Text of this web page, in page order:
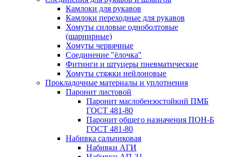
Камлоки для рукавов
Камлоки переходные для рукавов
Хомуты силовые одноболтовые
(шарнирные)
Хомуты червячные
Соединение "ёлочка"
Фитинги и штуцеры пневматические
Хомуты стяжки нейлоновые
Прокладочные материалы и уплотнения
Паронит листовой
Паронит маслобензостойкий ПМБ
ГОСТ 481-80
Паронит общего назначения ПОН-Б
ГОСТ 481-80
Набивка сальниковая
Набивки АГИ